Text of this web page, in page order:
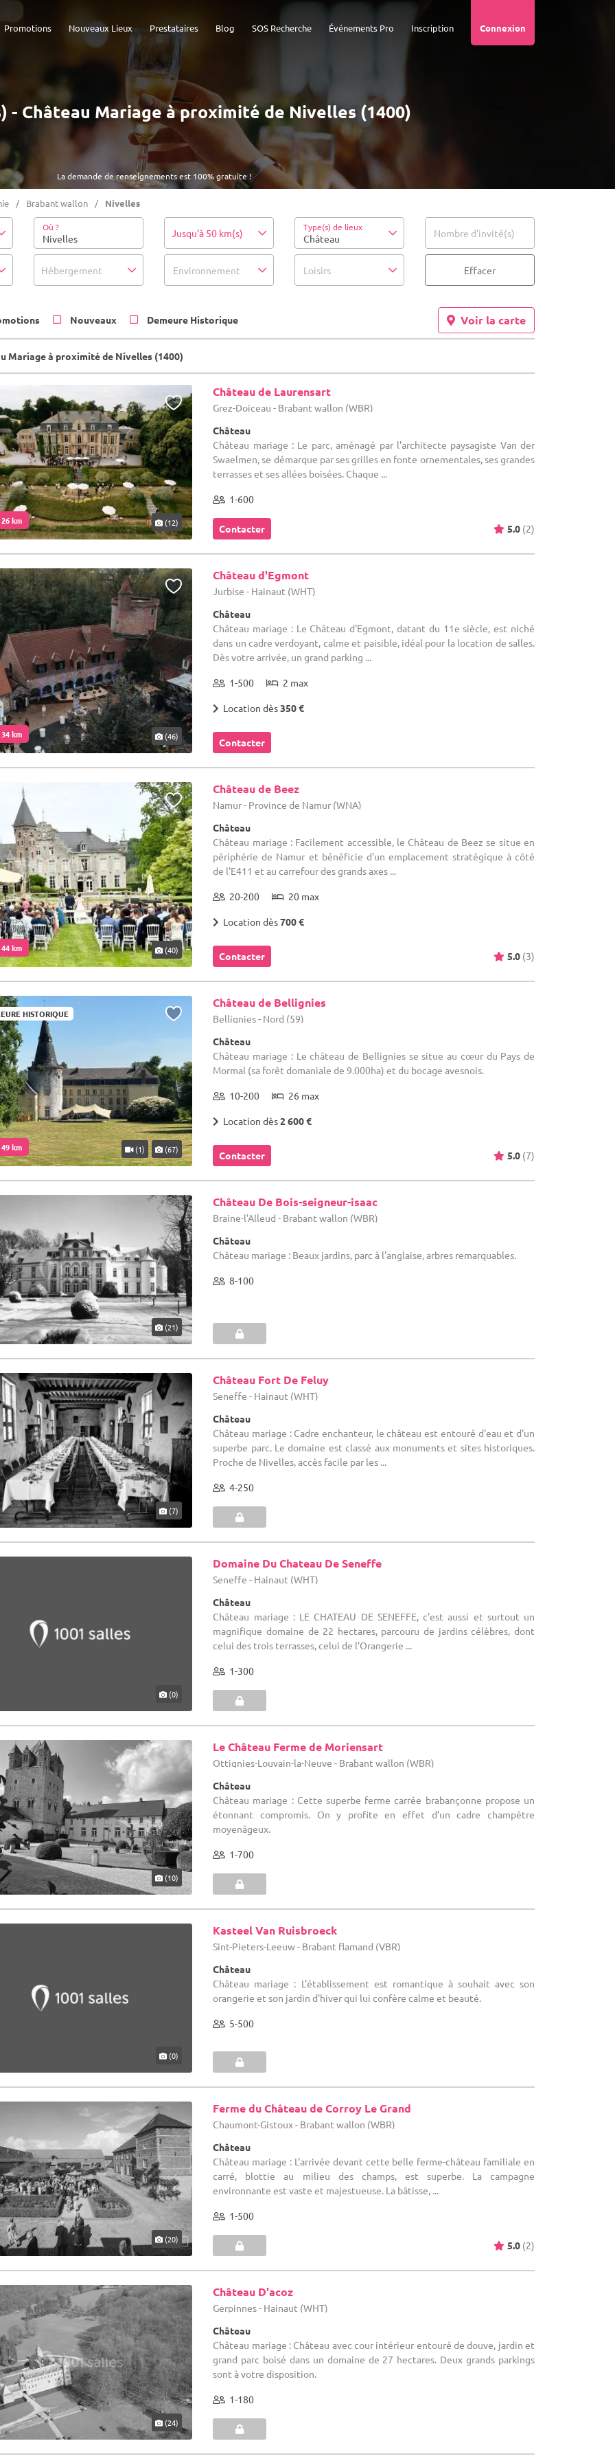
Connexion
Inscription
Événements Pro
SOS Recherche
Blog
Prestataires
Nouveaux Lieux
Promotions
La demande de renseignements est 100% gratuite !
- Château Mariage à proximité de Nivelles (1400)
Brabant wallon Nivelles
Où ? Jusqu'à 50 km(s) Type(s) de lieux
Château Nombre d'invité(s)
Hébergement Environnement Loisirs Effacer
Nouveaux Demeure Historique Voir la carte
Mariage à proximité de Nivelles (1400)
km (12)
Château de Laurensart
Grez-Doiceau - Brabant wallon (WBR)
Château
Château mariage : Le parc, aménagé par l'architecte paysagiste Van der
Swaelmen, se démarque par ses grilles en fonte ornementales, ses grandes
terrasses et ses allées boisées. Chaque ...
1-600
Contacter 5.0 (2)
km (46)
Château d'Egmont
Jurbise - Hainaut (WHT)
Château
Château mariage : Le Château d'Egmont, datant du 11e siècle, est niché
dans un cadre verdoyant, calme et paisible, idéal pour la location de salles.
Dès votre arrivée, un grand parking ...
1-500 2 max
Location dès350 €
Contacter
km (40)
Château de Beez
Namur - Province de Namur (WNA)
Château
Château mariage : Facilement accessible, le Château de Beez se situe en
périphérie de Namur et bénéficie d'un emplacement stratégique à côté
de l'E411 et au carrefour des grands axes ...
20-200 20 max
Location dès700 €
Contacter 5.0 (3)
HISTORIQUE
km (1) (67)
Château de Bellignies
Bellignies - Nord (59)
Château
Château mariage : Le château de Bellignies se situe au cœur du Pays de
Mormal (sa forêt domaniale de 9.000ha) et du bocage avesnois.
10-200 26 max
Location dès2 600 €
Contacter 5.0 (7)
(21)
Château De Bois-seigneur-isaac
Braine-l'Alleud - Brabant wallon (WBR)
Château
Château mariage : Beaux jardins, parc à l'anglaise, arbres remarquables.
8-100
(7)
Château Fort De Feluy
Seneffe - Hainaut (WHT)
Château
Château mariage : Cadre enchanteur, le château est entouré d'eau et d'un
superbe parc. Le domaine est classé aux monuments et sites historiques.
Proche de Nivelles, accès facile par les ...
4-250
(0)
Domaine Du Chateau De Seneffe
Seneffe - Hainaut (WHT)
Château
Château mariage : LE CHATEAU DE SENEFFE, c’est aussi et surtout un
magnifique domaine de 22 hectares, parcouru de jardins célèbres, dont
celui des trois terrasses, celui de l’Orangerie ...
1-300
(10)
Le Château Ferme de Moriensart
Ottignies-Louvain-la-Neuve - Brabant wallon (WBR)
Château
Château mariage : Cette superbe ferme carrée brabançonne propose un
étonnant compromis. On y profite en effet d’un cadre champêtre
moyenâgeux.
1-700
(0)
Kasteel Van Ruisbroeck
Sint-Pieters-Leeuw - Brabant flamand (VBR)
Château
Château mariage : L'établissement est romantique à souhait avec son
orangerie et son jardin d'hiver qui lui confère calme et beauté.
5-500
(20)
Ferme du Château de Corroy Le Grand
Chaumont-Gistoux - Brabant wallon (WBR)
Château
Château mariage : L'arrivée devant cette belle ferme-château familiale en
carré, blottie au milieu des champs, est superbe. La campagne
environnante est vaste et majestueuse. La bâtisse, ...
1-500
5.0 (2)
(24)
Château D'acoz
Gerpinnes - Hainaut (WHT)
Château
Château mariage : Château avec cour intérieur entouré de douve, jardin et
grand parc boisé dans un domaine de 27 hectares. Deux grands parkings
sont à votre disposition.
1-180